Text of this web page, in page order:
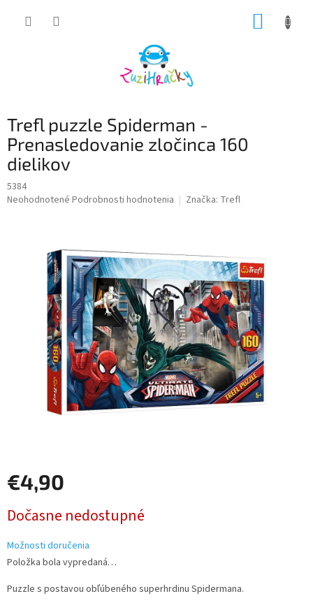
Trefl puzzle Spiderman -
Prenasledovanie zločinca 160
dielikov
5384
Priemerné
hviezdičiek.
Neohodnotené Podrobnosti hodnotenia Značka: Trefl
€4,90
cena:
Dočasne nedostupné
Možnosti doručenia
Položka bola vypredaná…
Puzzle s postavou obľúbeného superhrdinu Spidermana.